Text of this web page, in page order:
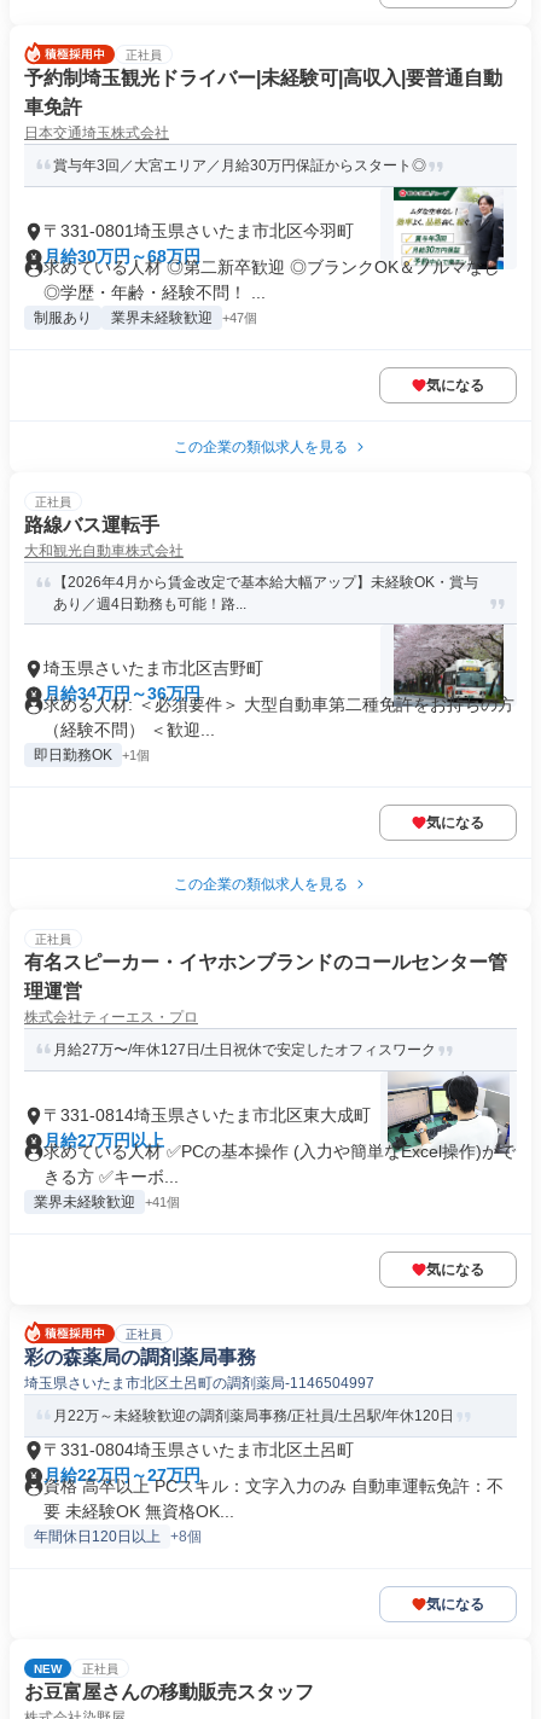
正社員
予約制埼玉観光ドライバー|未経験可|高収入|要普通自動
車免許
日本交通埼玉株式会社
賞与年3回／大宮エリア／月給30万円保証からスタート◎
〒331-0801埼玉県さいたま市北区今羽町
月給30万円～68万円
求めている人材 ◎第二新卒歓迎 ◎ブランクOK＆ノルマなし
◎学歴・年齢・経験不問！ ...
制服あり 業界未経験歓迎 +47個
気になる
この企業の類似求人を見る
正社員
路線バス運転手
大和観光自動車株式会社
【2026年4月から賃金改定で基本給大幅アップ】未経験OK・賞与
あり／週4日勤務も可能！路...
埼玉県さいたま市北区吉野町
月給34万円～36万円
求める人材: ＜必須要件＞ 大型自動車第二種免許をお持ちの方
（経験不問） ＜歓迎...
即日勤務OK +1個
気になる
この企業の類似求人を見る
正社員
有名スピーカー・イヤホンブランドのコールセンター管
理運営
株式会社ティーエス・プロ
月給27万〜/年休127日/土日祝休で安定したオフィスワーク
〒331-0814埼玉県さいたま市北区東大成町
月給27万円以上
求めている人材 ✅PCの基本操作 (入力や簡単なExcel操作)がで
きる方 ✅キーボ...
業界未経験歓迎 +41個
気になる
正社員
彩の森薬局の調剤薬局事務
埼玉県さいたま市北区土呂町の調剤薬局-1146504997
月22万～未経験歓迎の調剤薬局事務/正社員/土呂駅/年休120日
〒331-0804埼玉県さいたま市北区土呂町
月給22万円～27万円
資格 高卒以上 PCスキル：文字入力のみ 自動車運転免許：不
要 未経験OK 無資格OK...
年間休日120日以上 +8個
気になる
NEW 正社員
お豆富屋さんの移動販売スタッフ